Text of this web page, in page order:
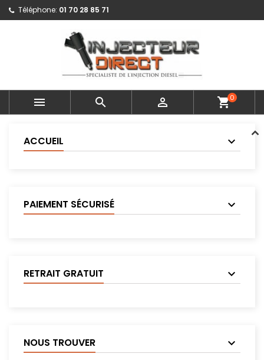
Téléphone: 01 70 28 85 71
   shopping_cart0
ACCUEIL
PAIEMENT SÉCURISÉ
RETRAIT GRATUIT
NOUS TROUVER